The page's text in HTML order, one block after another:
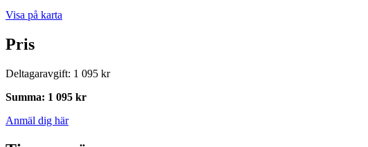
Visa på karta
Pris
Deltagaravgift: 1 095 kr
Summa: 1 095 kr
Anmäl dig här